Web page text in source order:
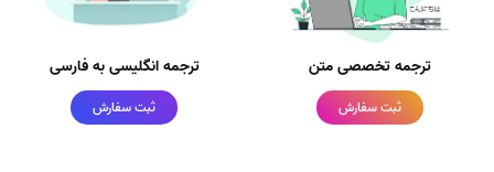
ترجمه تخصصی متن
ثبت سفارش
ترجمه انگلیسی به فارسی
ثبت سفارش